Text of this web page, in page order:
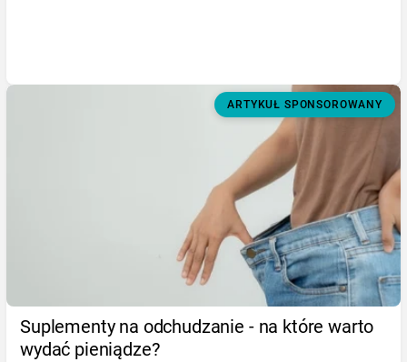
ARTYKUŁ SPONSOROWANY
Suplementy na odchudzanie - na które warto
wydać pieniądze?